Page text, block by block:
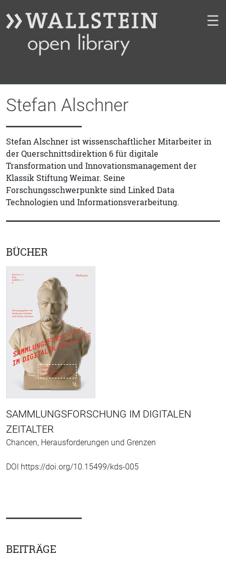
☰
Stefan Alschner
Stefan Alschner ist wissenschaftlicher Mitarbeiter in
der Querschnittsdirektion 6 für digitale
Transformation und Innovationsmanagement der
Klassik Stiftung Weimar. Seine
Forschungsschwerpunkte sind Linked Data
Technologien und Informationsverarbeitung.
BÜCHER
SAMMLUNGSFORSCHUNG IM DIGITALEN
ZEITALTER
Chancen, Herausforderungen und Grenzen
DOI https://doi.org/10.15499/kds-005
BEITRÄGE